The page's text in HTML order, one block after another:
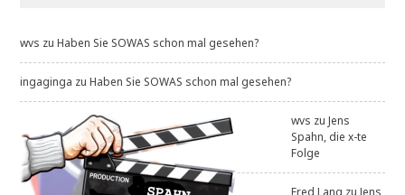
wvs zuHaben Sie SOWAS schon mal gesehen?
ingaginga zuHaben Sie SOWAS schon mal gesehen?
wvs zuJens
Spahn, die x-te
Folge
Fred Lang zuJens